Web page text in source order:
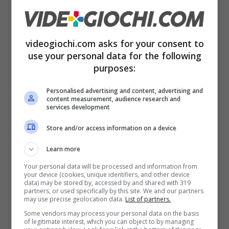
estremamente affascinante il video in
raccontando la sua propria esperienza nel
mondo che ha contribuito a costruire.
Nel video, che ha raccolto oltre due milioni di
visualizzazioni molto rapidamente, vediamo il
personaggio principale di Silent Hill f muoversi
all’inizio del suo viaggio nel terrore e in un
piccolo riquadro laterale l’attrice che reagisce
a quello che vede.
In alcuni momenti è abbastanza rilassata,
videogiochi.com asks for your consent to
use your personal data for the following
purposes:
Personalised advertising and content, advertising and
content measurement, audience research and
services development
Store and/or access information on a device
Learn more
Your personal data will be processed and information from
your device (cookies, unique identifiers, and other device
data) may be stored by, accessed by and shared with 319
partners, or used specifically by this site. We and our partners
may use precise geolocation data. List of partners.
Some vendors may process your personal data on the basis
of legitimate interest, which you can object to by managing